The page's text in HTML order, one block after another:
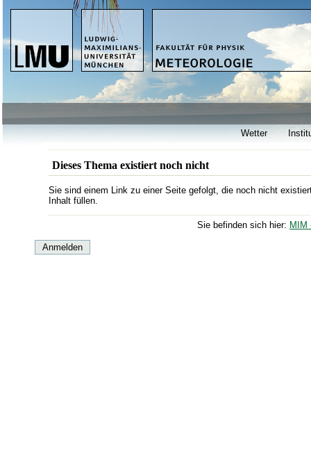
Wetter
Dieses Thema existiert noch nicht
Sie sind einem Link zu einer Seite gefolgt, die noch nicht
Inhalt füllen.
Sie befinden sich hier: MIM
Anmelden